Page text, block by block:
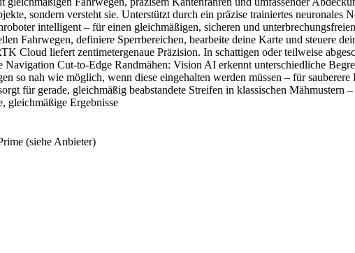
sondern versteht sie. Unterstützt durch ein präzise trainiertes neuronales
intelligent – für einen gleichmäßigen, sicheren und
Fahrwegen, definiere Sperrbereichen, bearbeite deine Karte und steuere
Cloud liefert zentimetergenaue Präzision. In schattigen oder teilweise
Cut-to-Edge Randmähen: Vision AI erkennt unterschiedliche
so nah wie möglich, wenn diese eingehalten werden müssen – für
für gerade, gleichmäßig beabstandete Streifen in klassischen Mähmustern
gleichmäßige Ergebnisse
(siehe Anbieter)